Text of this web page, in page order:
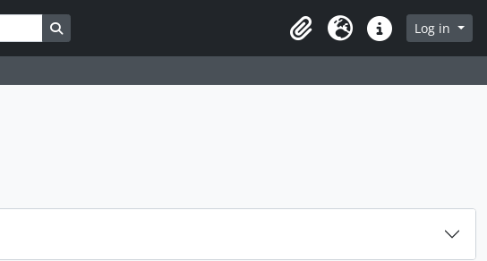
Search in browse page
ClipboardLanguageQuick linksLog in